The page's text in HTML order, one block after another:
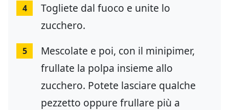
4
Togliete dal fuoco e unite lo
zucchero.
5
Mescolate e poi, con il minipimer,
frullate la polpa insieme allo
zucchero. Potete lasciare qualche
pezzetto oppure frullare più a